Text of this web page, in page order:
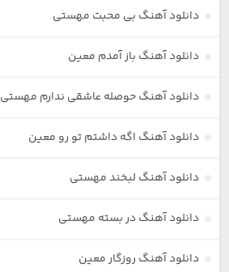
دانلود آهنگ بی محبت مهستی
دانلود آهنگ باز آمدم معین
دانلود آهنگ حوصله عاشقی ندارم مهستی
دانلود آهنگ اگه داشتم تو رو معین
دانلود آهنگ لبخند مهستی
دانلود آهنگ در بسته مهستی
دانلود آهنگ روزگار معین